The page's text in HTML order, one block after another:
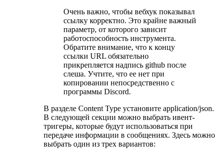
Очень важно, чтобы вебхук показывал
ссылку корректно. Это крайне важный
параметр, от которого зависит
работоспособность инструмента.
Обратите внимание, что к концу
ссылки URL обязательно
прикрепляется надпись github после
слеша. Учтите, что ее нет при
копировании непосредственно с
программы Discord.
В разделе Content Type установите application/json.
В следующей секции можно выбрать ивент-
тригеры, которые будут использоваться при
передаче информации в сообщениях. Здесь можно
выбрать один из трех вариантов: